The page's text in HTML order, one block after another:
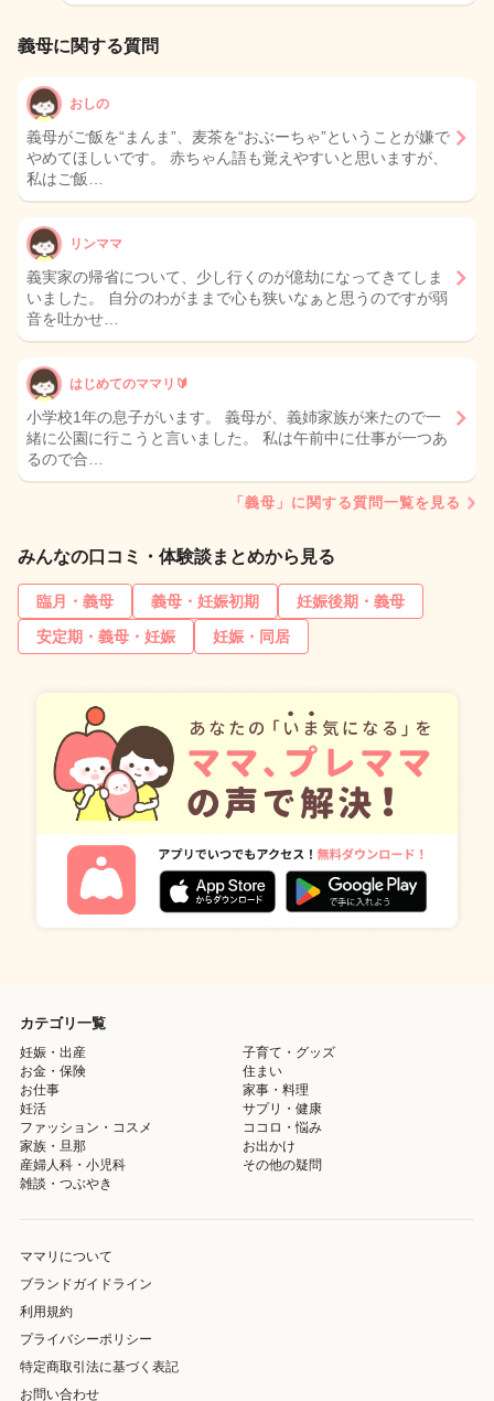
義母に関する質問
おしの
義母がご飯を“まんま”、麦茶を“おぶーちゃ”ということが嫌で
やめてほしいです。 赤ちゃん語も覚えやすいと思いますが、
私はご飯…
リンママ
義実家の帰省について、少し行くのが億劫になってきてしま
いました。 自分のわがままで心も狭いなぁと思うのですが弱
音を吐かせ…
はじめてのママリ🔰
小学校1年の息子がいます。 義母が、義姉家族が来たので一
緒に公園に行こうと言いました。 私は午前中に仕事が一つあ
るので合…
「義母」に関する質問一覧を見る
みんなの口コミ・体験談まとめから見る
臨月・義母 義母・妊娠初期
妊娠後期・義母
安定期・義母・妊娠
妊娠・同居
カテゴリ一覧
妊娠・出産
子育て・グッズ
お金・保険
住まい
お仕事
家事・料理
妊活
サプリ・健康
ファッション・コスメ
ココロ・悩み
家族・旦那
お出かけ
産婦人科・小児科
その他の疑問
雑談・つぶやき
ママリについて
ブランドガイドライン
利用規約
プライバシーポリシー
特定商取引法に基づく表記
お問い合わせ